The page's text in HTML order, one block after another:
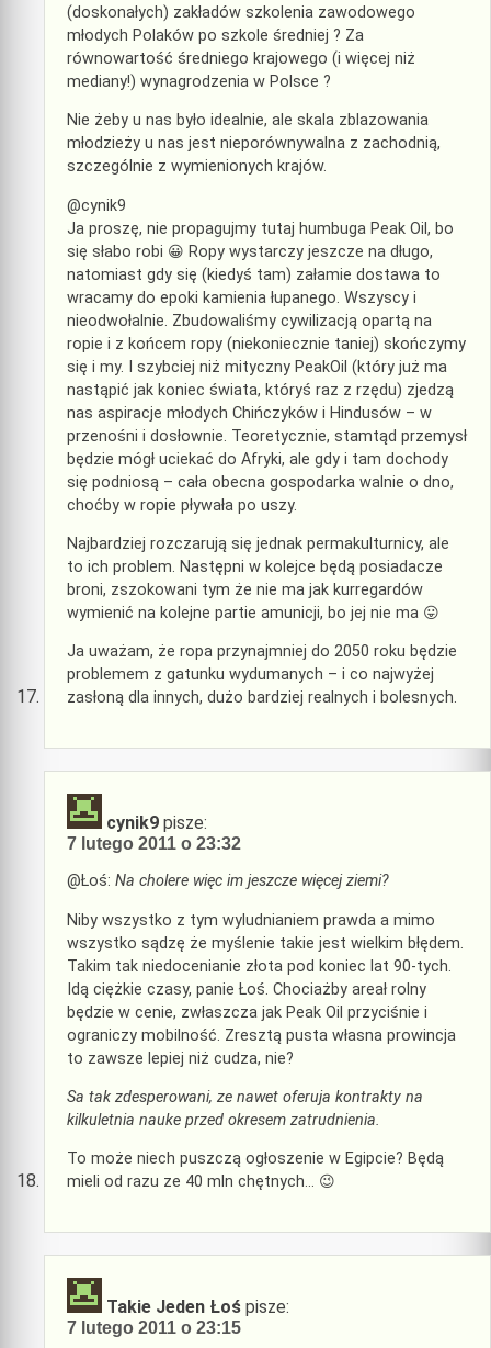
(doskonałych) zakładów szkolenia zawodowego
młodych Polaków po szkole średniej ? Za
równowartość średniego krajowego (i więcej niż
mediany!) wynagrodzenia w Polsce ?
Nie żeby u nas było idealnie, ale skala zblazowania
młodzieży u nas jest nieporównywalna z zachodnią,
szczególnie z wymienionych krajów.
@cynik9
Ja proszę, nie propagujmy tutaj humbuga Peak Oil, bo
się słabo robi 😀 Ropy wystarczy jeszcze na długo,
natomiast gdy się (kiedyś tam) załamie dostawa to
wracamy do epoki kamienia łupanego. Wszyscy i
nieodwołalnie. Zbudowaliśmy cywilizacją opartą na
ropie i z końcem ropy (niekoniecznie taniej) skończymy
się i my. I szybciej niż mityczny PeakOil (który już ma
nastąpić jak koniec świata, któryś raz z rzędu) zjedzą
nas aspiracje młodych Chińczyków i Hindusów – w
przenośni i dosłownie. Teoretycznie, stamtąd przemysł
będzie mógł uciekać do Afryki, ale gdy i tam dochody
się podniosą – cała obecna gospodarka walnie o dno,
choćby w ropie pływała po uszy.
Najbardziej rozczarują się jednak permakulturnicy, ale
to ich problem. Następni w kolejce będą posiadacze
broni, zszokowani tym że nie ma jak kurregardów
wymienić na kolejne partie amunicji, bo jej nie ma 😛
Ja uważam, że ropa przynajmniej do 2050 roku będzie
problemem z gatunku wydumanych – i co najwyżej
zasłoną dla innych, dużo bardziej realnych i bolesnych.
cynik9 pisze:
7 lutego 2011 o 23:32
@Łoś: Na cholere więc im jeszcze więcej ziemi?
Niby wszystko z tym wyludnianiem prawda a mimo
wszystko sądzę że myślenie takie jest wielkim błędem.
Takim tak niedocenianie złota pod koniec lat 90-tych.
Idą ciężkie czasy, panie Łoś. Chociażby areał rolny
będzie w cenie, zwłaszcza jak Peak Oil przyciśnie i
ograniczy mobilność. Zresztą pusta własna prowincja
to zawsze lepiej niż cudza, nie?
Sa tak zdesperowani, ze nawet oferuja kontrakty na
kilkuletnia nauke przed okresem zatrudnienia.
To może niech puszczą ogłoszenie w Egipcie? Będą
mieli od razu ze 40 mln chętnych… 😉
Takie Jeden Łoś pisze:
7 lutego 2011 o 23:15